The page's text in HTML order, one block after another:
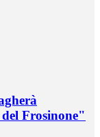
Frosinone"